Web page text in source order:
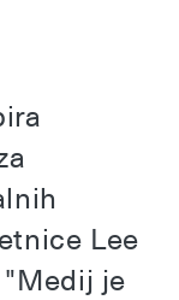
Lee
"Medij je